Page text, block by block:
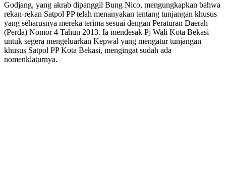
Godjang, yang akrab dipanggil Bung Nico, mengungkapkan bahwa
rekan-rekan Satpol PP telah menanyakan tentang tunjangan khusus
yang seharusnya mereka terima sesuai dengan Peraturan Daerah
(Perda) Nomor 4 Tahun 2013. Ia mendesak Pj Wali Kota Bekasi
untuk segera mengeluarkan Kepwal yang mengatur tunjangan
khusus Satpol PP Kota Bekasi, mengingat sudah ada
nomenklaturnya.